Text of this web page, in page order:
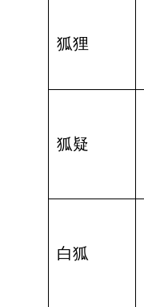
狐狸
狐疑
白狐